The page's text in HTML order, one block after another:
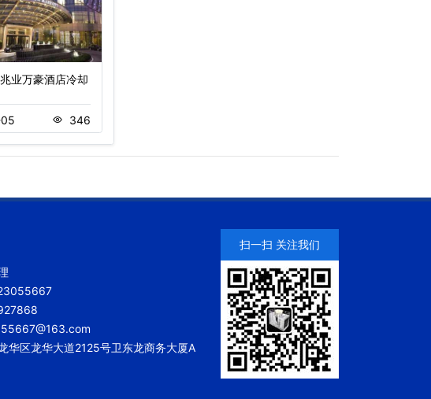
业万豪酒店冷却
346
华区龙华大道2125号卫东龙商务大厦A
扫一扫 关注我们